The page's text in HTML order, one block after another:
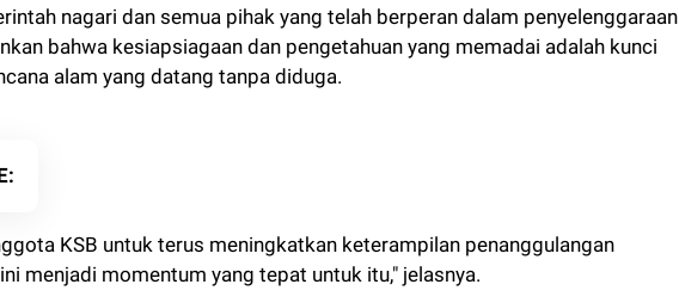
nagari dan semua pihak yang telah berperan dalam penyelenggaraan
bahwa kesiapsiagaan dan pengetahuan yang memadai adalah kunci
alam yang datang tanpa diduga.
KSB untuk terus meningkatkan keterampilan penanggulangan
menjadi momentum yang tepat untuk itu," jelasnya.